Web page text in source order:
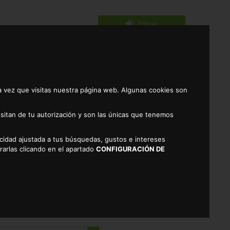
que visitas nuestra página web. Algunas cookies son
de tu autorización y son las únicas que tenemos
ajustada a tus búsquedas, gustos e intereses
clicando en el apartadoCONFIGURACIÓN DE
Entrar
0
250GRS.